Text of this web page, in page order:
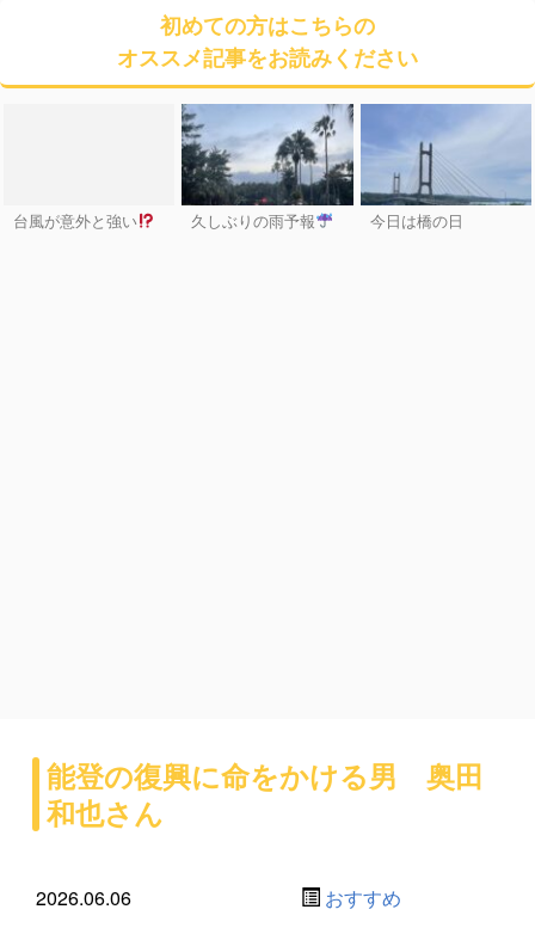
初めての方はこちらの
オススメ記事をお読みください
台風が意外と強い 久しぶりの雨予報 今日は橋の日
能登の復興に命をかける男 奥田
和也さん
2026.06.06 おすすめ